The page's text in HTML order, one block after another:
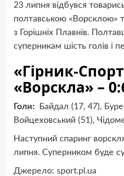
23 липня відбувся
полтавською «Ворсклою»
з Горішніх Плавнів.
суперникам шість голів і
«Гірник-
«Ворскла» –
Голи:
Байдал (17, 47),
Войцеховський (51),
Наступний спаринг
липня. Суперником буде
Джерело: sport.pl.ua